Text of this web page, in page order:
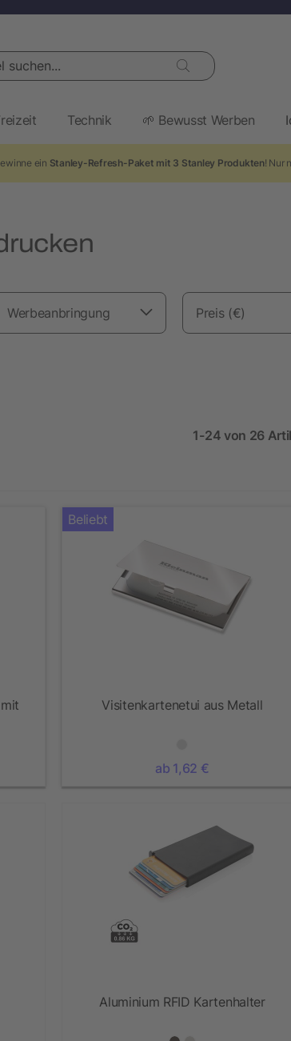
Technik 🌱 Bewusst Werben
ein Stanley-Refresh-Paket mit 3 Stanley Produkten! Nur
Werbeanbringung Preis (€)
1-24 von 26
Beliebt
Visitenkartenetui aus Metall
ab 1,62 €
Aluminium RFID Kartenhalter